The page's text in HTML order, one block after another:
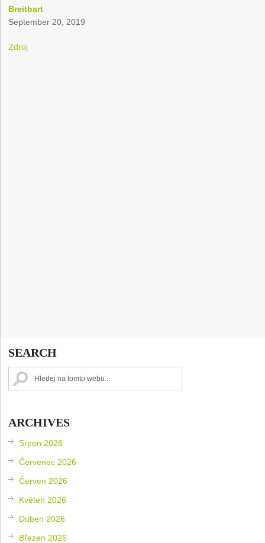
Breitbart
September 20, 2019
Zdroj
SEARCH
ARCHIVES
Srpen 2026
Červenec 2026
Červen 2026
Květen 2026
Duben 2026
Březen 2026